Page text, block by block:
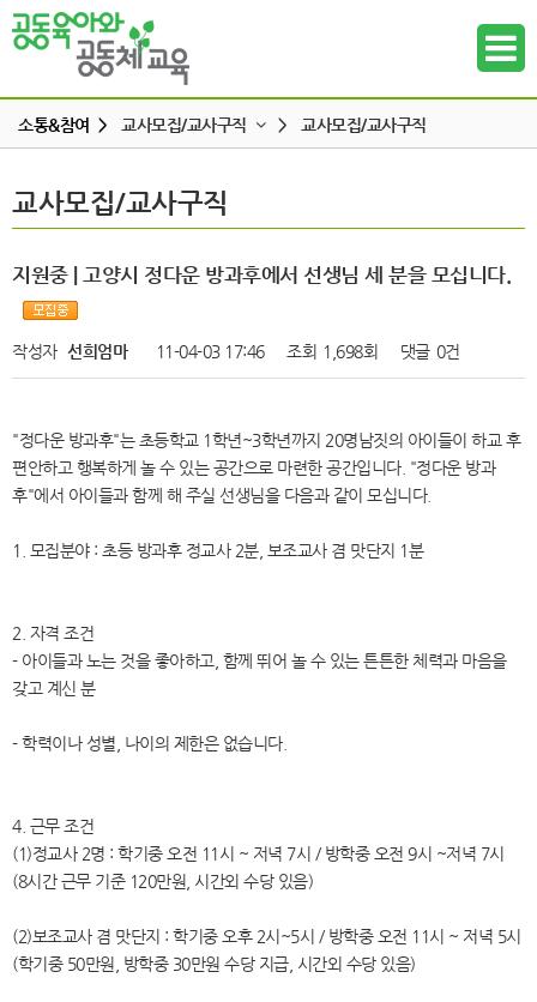
하위메뉴
하위메뉴
하위메뉴
하위메뉴
소통&참여 > 교사모집/교사구직 >
공동육아 ing
터전 소식
나도 한마디
교사모집/교사구직
교사모집/교사구직
지원중 | 고양시 정다운 방과후에서 선생님 세 분을 모십니다.
작성자 선희엄마 11-04-03 17:46 조회 1,698회 댓글 0건
"정다운 방과후"는 초등학교 1학년~3학년까지 20명남짓의 아이들이 하교 후
편안하고 행복하게 놀 수 있는 공간으로 마련한 공간입니다. "정다운 방과
후"에서 아이들과 함께 해 주실 선생님을 다음과 같이 모십니다.
1. 모집분야 : 초등 방과후 정교사 2분, 보조교사 겸 맛단지 1분
2. 자격 조건
- 아이들과 노는 것을 좋아하고, 함께 뛰어 놀 수 있는 튼튼한 체력과 마음을
갖고 계신 분
- 학력이나 성별, 나이의 제한은 없습니다.
4. 근무 조건
(1)정교사 2명 : 학기중 오전 11시 ~ 저녁 7시 / 방학중 오전 9시 ~저녁 7시
(8시간 근무 기준 120만원, 시간외 수당 있음)
(2)보조교사 겸 맛단지 : 학기중 오후 2시~5시 / 방학중 오전 11시 ~ 저녁 5시
(학기중 50만원, 방학중 30만원 수당 지급, 시간외 수당 있음)